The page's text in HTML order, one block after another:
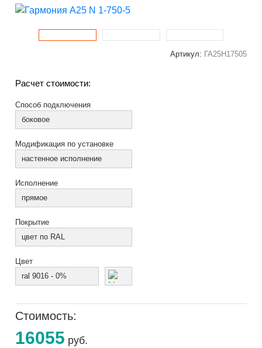
Артикул: ГА25Н17505
Расчет стоимости:
Способ подключения
боковое
Модификация по установке
настенное исполнение
Исполнение
прямое
Покрытие
цвет по RAL
Цвет
ral 9016 - 0%
Стоимость:
16055 руб.